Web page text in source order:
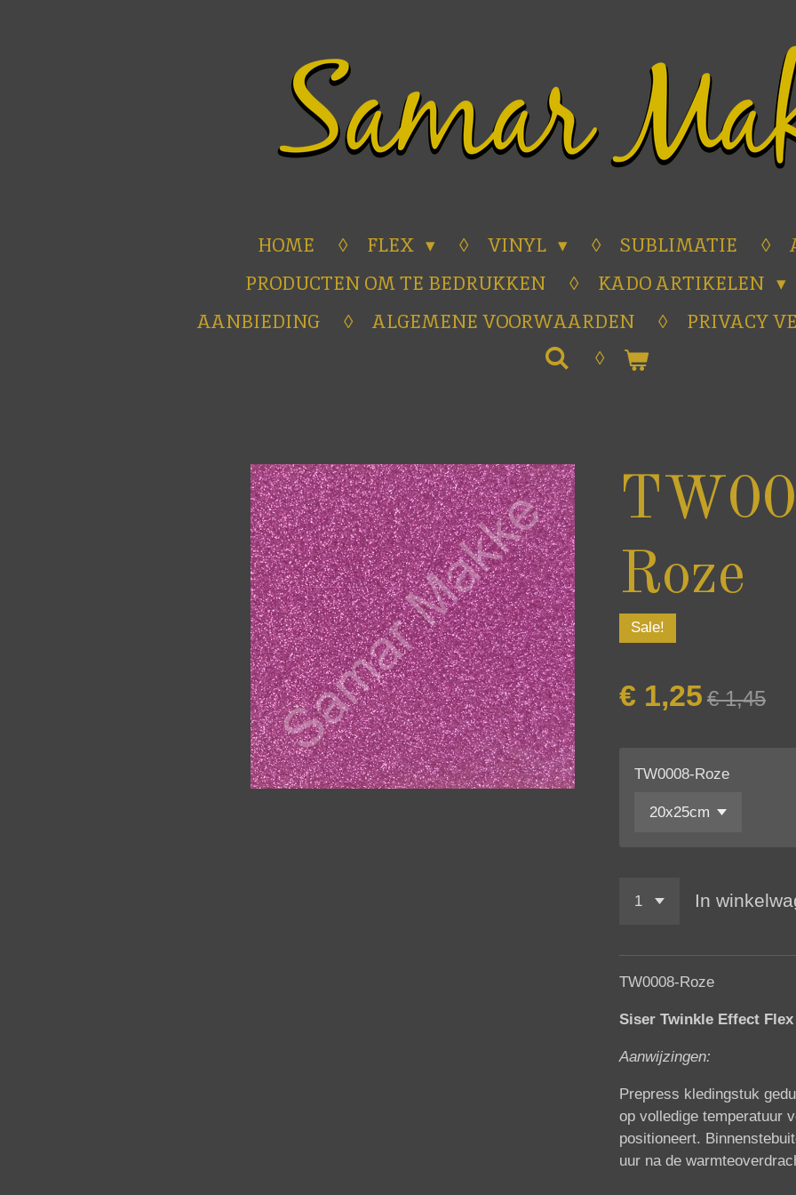
HOME FLEX VINYL SUBLIMATIE
PRODUCTEN OM TE BEDRUKKEN
KADO ARTIKELEN
AANBIEDING
ALGEMENE VOORWAARDEN PRIVACY
Roze
Sale!
€ 1,25 € 1,45
TW0008-Roze
In
TW0008-Roze
Siser Twinkle Effect
Aanwijzingen:
Prepress kledingstuk
op volledige temperatuur
positioneert.
uur na de